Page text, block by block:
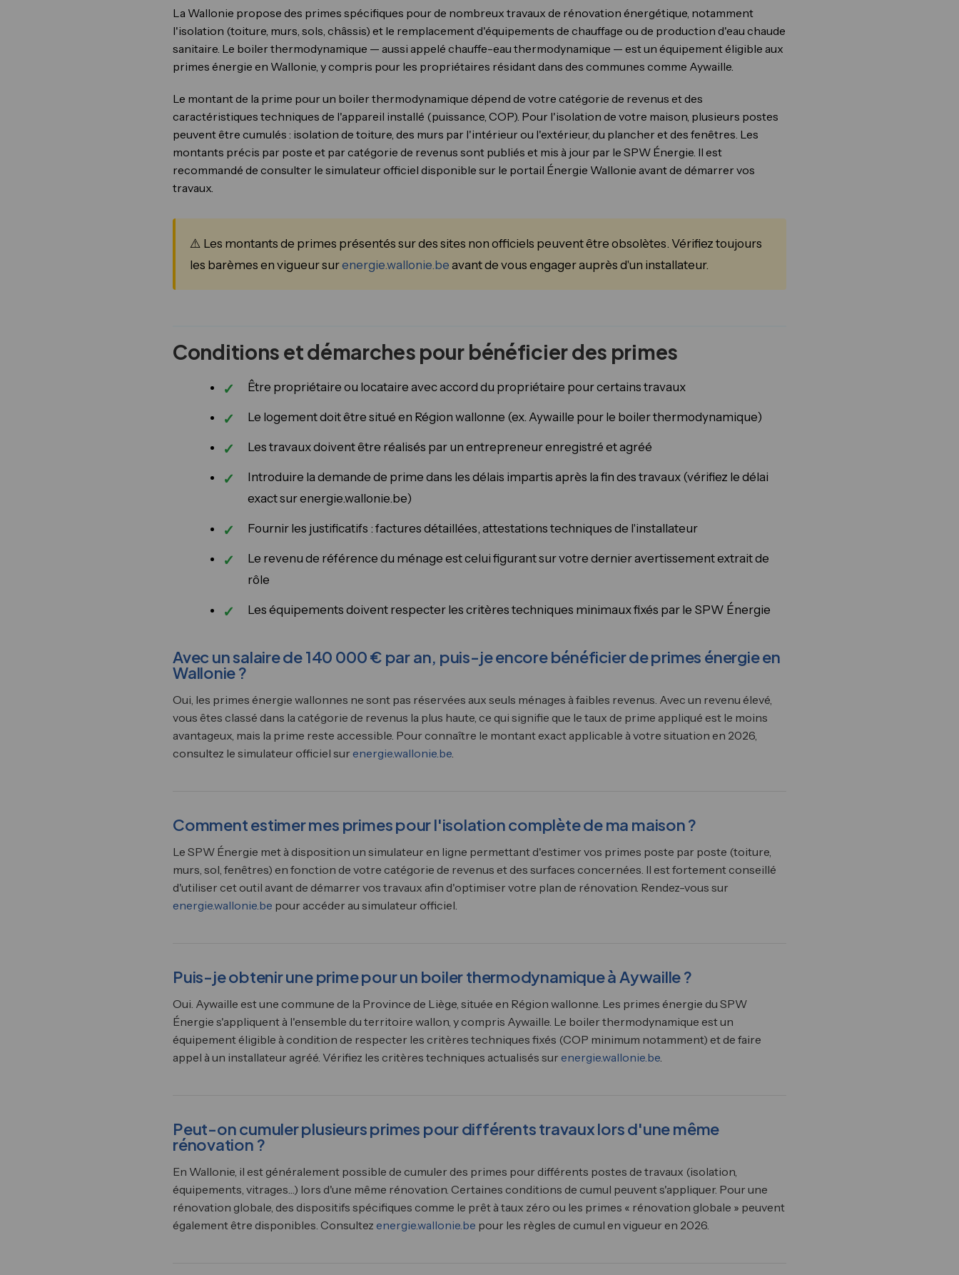
La Wallonie propose des primes spécifiques pour de nombreux travaux de rénovation énergétique, notamment
l'isolation (toiture, murs, sols, châssis) et le remplacement d'équipements de chauffage ou de production d'eau chaude
sanitaire. Le boiler thermodynamique — aussi appelé chauffe-eau thermodynamique — est un équipement éligible aux
primes énergie en Wallonie, y compris pour les propriétaires résidant dans des communes comme Aywaille.
Le montant de la prime pour un boiler thermodynamique dépend de votre catégorie de revenus et des
caractéristiques techniques de l'appareil installé (puissance, COP). Pour l'isolation de votre maison, plusieurs postes
peuvent être cumulés : isolation de toiture, des murs par l'intérieur ou l'extérieur, du plancher et des fenêtres. Les
montants précis par poste et par catégorie de revenus sont publiés et mis à jour par le SPW Énergie. Il est
recommandé de consulter le simulateur officiel disponible sur le portail Énergie Wallonie avant de démarrer vos
travaux.
⚠️ Les montants de primes présentés sur des sites non officiels peuvent être obsolètes. Vérifiez toujours
les barèmes en vigueur surenergie.wallonie.be avant de vous engager auprès d'un installateur.
Conditions et démarches pour bénéficier des primes
Être propriétaire ou locataire avec accord du propriétaire pour certains travaux
Le logement doit être situé en Région wallonne (ex. Aywaille pour le boiler thermodynamique)
Les travaux doivent être réalisés par un entrepreneur enregistré et agréé
Introduire la demande de prime dans les délais impartis après la fin des travaux (vérifiez le délai
exact sur energie.wallonie.be)
Fournir les justificatifs : factures détaillées, attestations techniques de l'installateur
Le revenu de référence du ménage est celui figurant sur votre dernier avertissement extrait de
rôle
Les équipements doivent respecter les critères techniques minimaux fixés par le SPW Énergie
Avec un salaire de 140 000 € par an, puis-je encore bénéficier de primes énergie en
Wallonie ?
Oui, les primes énergie wallonnes ne sont pas réservées aux seuls ménages à faibles revenus. Avec un revenu élevé,
vous êtes classé dans la catégorie de revenus la plus haute, ce qui signifie que le taux de prime appliqué est le moins
avantageux, mais la prime reste accessible. Pour connaître le montant exact applicable à votre situation en 2026,
consultez le simulateur officiel sur energie.wallonie.be.
Comment estimer mes primes pour l'isolation complète de ma maison ?
Le SPW Énergie met à disposition un simulateur en ligne permettant d'estimer vos primes poste par poste (toiture,
murs, sol, fenêtres) en fonction de votre catégorie de revenus et des surfaces concernées. Il est fortement conseillé
d'utiliser cet outil avant de démarrer vos travaux afin d'optimiser votre plan de rénovation. Rendez-vous sur
energie.wallonie.be pour accéder au simulateur officiel.
Puis-je obtenir une prime pour un boiler thermodynamique à Aywaille ?
Oui. Aywaille est une commune de la Province de Liège, située en Région wallonne. Les primes énergie du SPW
Énergie s'appliquent à l'ensemble du territoire wallon, y compris Aywaille. Le boiler thermodynamique est un
équipement éligible à condition de respecter les critères techniques fixés (COP minimum notamment) et de faire
appel à un installateur agréé. Vérifiez les critères techniques actualisés sur energie.wallonie.be.
Peut-on cumuler plusieurs primes pour différents travaux lors d'une même
rénovation ?
En Wallonie, il est généralement possible de cumuler des primes pour différents postes de travaux (isolation,
équipements, vitrages…) lors d'une même rénovation. Certaines conditions de cumul peuvent s'appliquer. Pour une
rénovation globale, des dispositifs spécifiques comme le prêt à taux zéro ou les primes « rénovation globale » peuvent
également être disponibles. Consultez energie.wallonie.be pour les règles de cumul en vigueur en 2026.